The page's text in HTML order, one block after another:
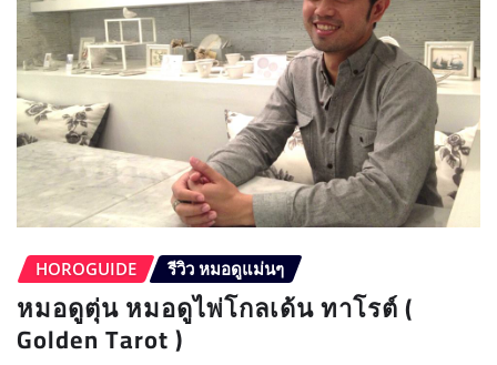
HOROGUIDE รีวิว หมอดูแม่นๆ
หมอดูตุ่น หมอดูไพ่โกลเด้น ทาโรต์ (
Golden Tarot )